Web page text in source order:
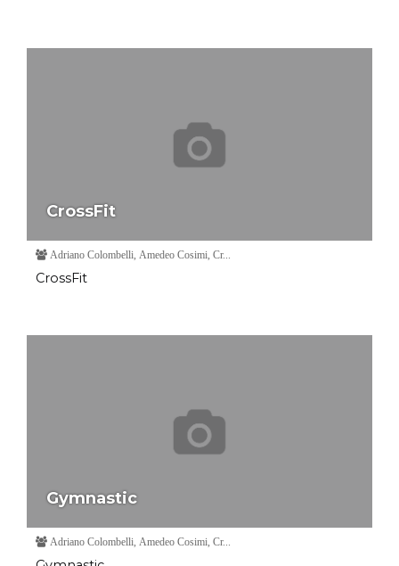
CrossFit
Adriano Colombelli, Amedeo Cosimi, Cr...
CrossFit
Gymnastic
Adriano Colombelli, Amedeo Cosimi, Cr...